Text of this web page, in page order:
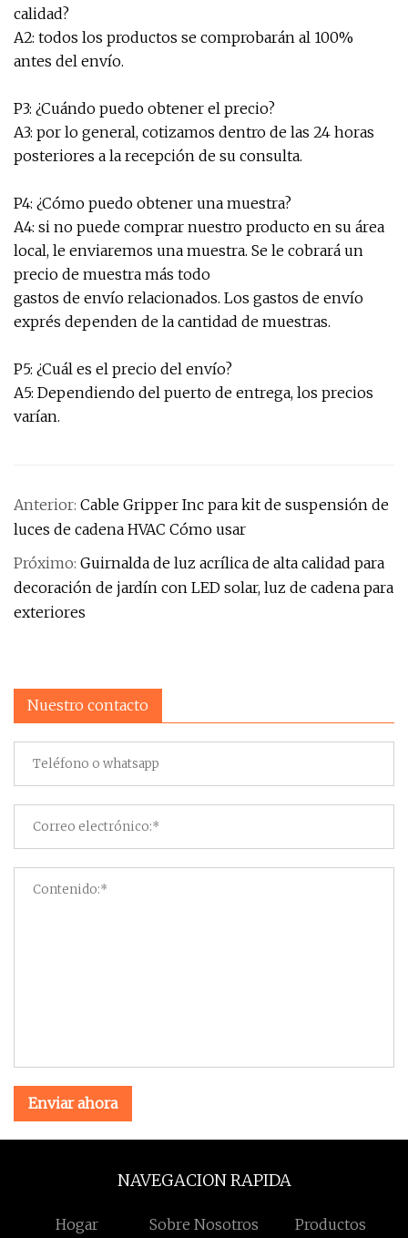
calidad?
A2: todos los productos se comprobarán al 100%
antes del envío.
P3: ¿Cuándo puedo obtener el precio?
A3: por lo general, cotizamos dentro de las 24 horas
posteriores a la recepción de su consulta.
P4: ¿Cómo puedo obtener una muestra?
A4: si no puede comprar nuestro producto en su área
local, le enviaremos una muestra. Se le cobrará un
precio de muestra más todo
gastos de envío relacionados. Los gastos de envío
exprés dependen de la cantidad de muestras.
P5: ¿Cuál es el precio del envío?
A5: Dependiendo del puerto de entrega, los precios
varían.
Anterior: Cable Gripper Inc para kit de suspensión de
luces de cadena HVAC Cómo usar
Próximo: Guirnalda de luz acrílica de alta calidad para
decoración de jardín con LED solar, luz de cadena para
exteriores
Nuestro contacto
Enviar ahora
NAVEGACION RAPIDA
Hogar Sobre Nosotros Productos